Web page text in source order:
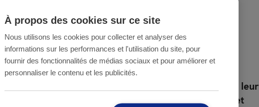
:
lutte contre les nuisibles (rongeurs, insectes),
pour matériaux.
actuelle vise à encadrer leur mise sur le marché et leur
réduire les risques pour la santé humaine, animale et
À propos des cookies sur ce site
Nous utilisons les cookies pour collecter et analyser des
informations sur les performances et l'utilisation du site, pour
fournir des fonctionnalités de médias sociaux et pour améliorer et
personnaliser le contenu et les publicités.